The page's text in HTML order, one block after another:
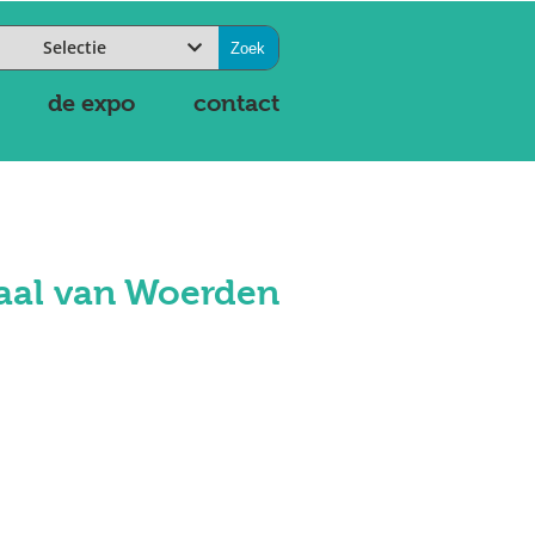
Selectie
de expo contact
van Woerden